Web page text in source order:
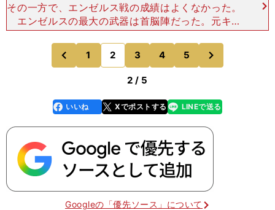
その一方で、エンゼルス戦の成績はよくなかった。
エンゼルスの最大の武器は首脳陣だった。元キャ
ッチャーのマイク・ソーシアが監督で、ベンチコー
チがジョー・マドン（現・エンゼルス監督）だっ
た。彼らが細かい野
前
のページへ
1 2 3 4 5
のページへ
2 / 5
faceboo
k
いいね Xでポストする
line LINEで送る
Googleの「優先ソース」について